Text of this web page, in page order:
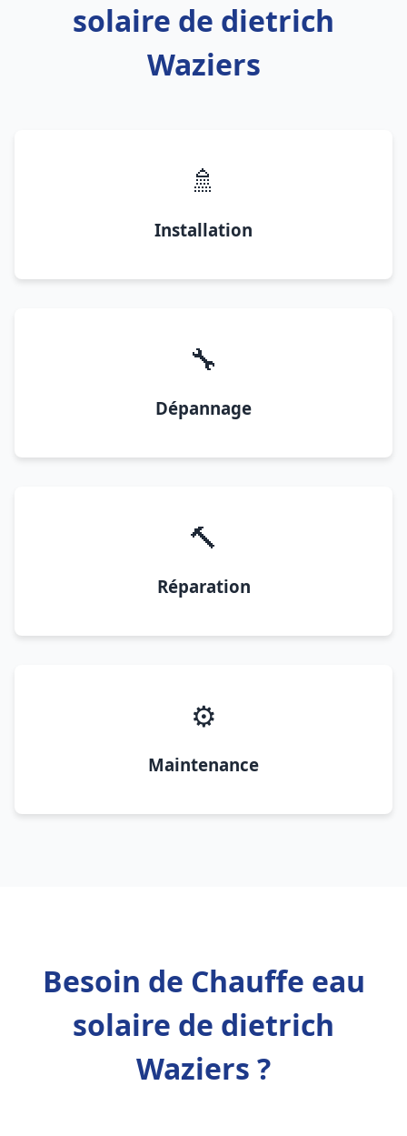
solaire de dietrich
Waziers
🚿
Installation
🔧
Dépannage
🔨
Réparation
⚙️
Maintenance
Besoin de Chauffe eau
solaire de dietrich
Waziers ?